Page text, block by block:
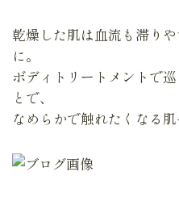
乾燥した肌は血流も滞り
に。
ボディトリートメントで
とで、
なめらかで触れたくなる肌